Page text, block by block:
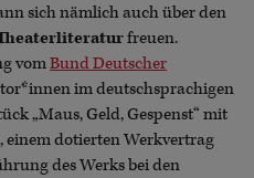
sich nämlich auch über den
freuen.
vomBund Deutscher
im deutschsprachigen
„Maus, Geld, Gespenst“ mit
einem dotierten Werkvertrag
des Werks bei den